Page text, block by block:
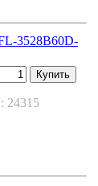
3528B60D-
Купить
24315